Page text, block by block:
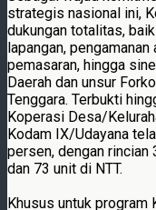
strategis nasional ini,
dukungan totalitas,
lapangan,
pemasaran, hingga
Daerah dan unsur
Tenggara. Terbukti
Koperasi Desa/
Kodam IX/Udayana
persen, dengan rincian
dan 73 unit di NTT.
Khusus untuk program